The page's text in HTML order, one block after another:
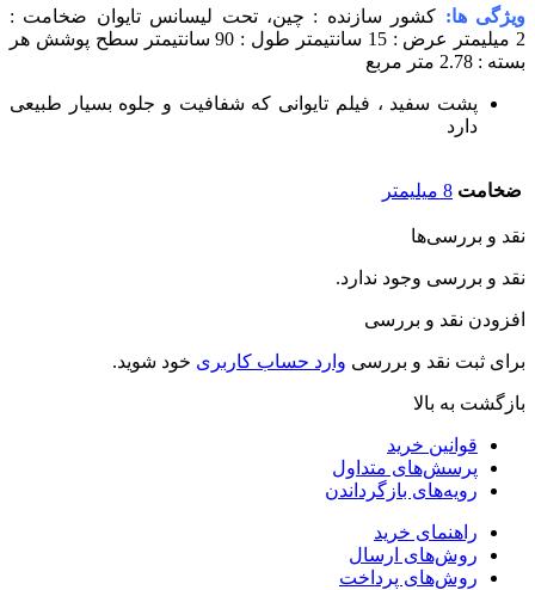
ها: کشور سازنده : چین، تحت لیسانس تایوان ضخامت :
عرض : 15 سانتیمتر طول : 90 سانتیمتر
سطح پوشش هر
: 2.78 متر مربع
پشت سفید ، فیلم تایوانی که شفافیت و جلوه بسیار طبیعی
دارد
ضخامت 8 میلیمتر
و بررسی‌ها
و بررسی وجود ندارد.
نقد و بررسی
ثبت نقد و بررسی وارد حساب کاربریخود شوید.
به بالا
قوانین خرید
پرسش‌های متداول
رویه‌های بازگرداندن
راهنمای خرید
روش‌های ارسال
روش‌های پرداخت